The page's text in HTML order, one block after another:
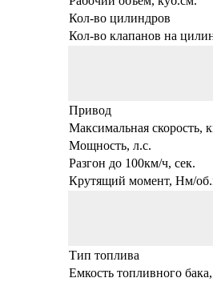
Кол-во цилиндров
Кол-во клапанов на
Привод
Максимальная скорость,
Мощность, л.с.
Разгон до 100км/ч, сек.
Крутящий момент, Нм/
Тип топлива
Емкость топливного